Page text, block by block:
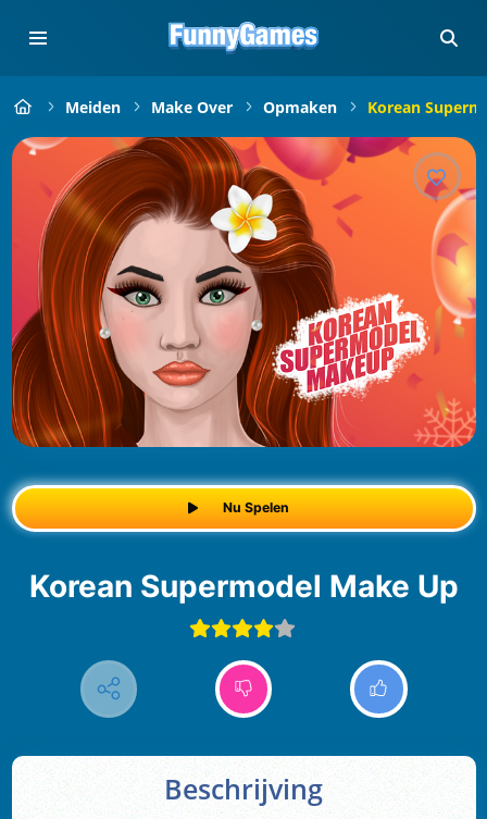
Meiden Make Over Opmaken Korean
Nu Spelen
Korean Supermodel Make Up
Beschrijving